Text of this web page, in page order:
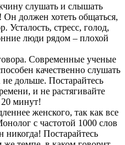
слушать и слышать
должен хотеть общаться,
Усталость, стресс, голод,
люди рядом – плохой
Современные ученые
качественно слушать
дольше. Постарайтесь
и не растягивайте
минут!
женского, так как все
с частотой 1000 слов
никогда! Постарайтесь